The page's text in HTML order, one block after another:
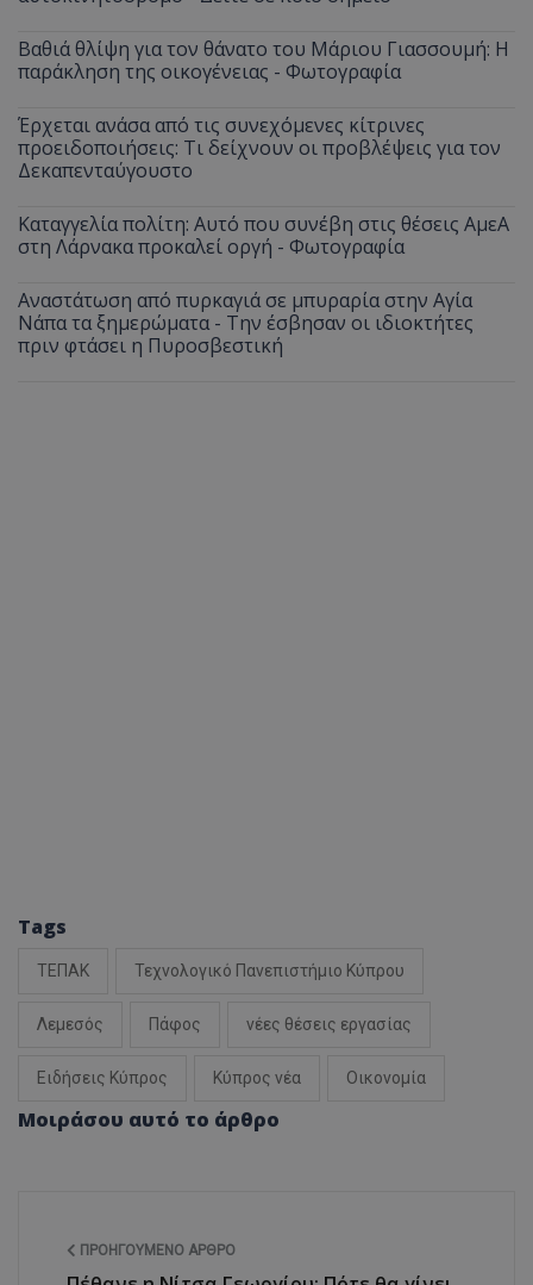
Βαθιά θλίψη για τον θάνατο του Μάριου Γιασσουμή: Η
παράκληση της οικογένειας - Φωτογραφία
Έρχεται ανάσα από τις συνεχόμενες κίτρινες
προειδοποιήσεις: Τι δείχνουν οι προβλέψεις για τον
Δεκαπενταύγουστο
Καταγγελία πολίτη: Αυτό που συνέβη στις θέσεις ΑμεΑ
στη Λάρνακα προκαλεί οργή - Φωτογραφία
Αναστάτωση από πυρκαγιά σε μπυραρία στην Αγία
Νάπα τα ξημερώματα - Την έσβησαν οι ιδιοκτήτες
πριν φτάσει η Πυροσβεστική
Tags
ΤΕΠΑΚ Τεχνολογικό Πανεπιστήμιο Κύπρου
Λεμεσός Πάφος νέες θέσεις εργασίας
Ειδήσεις Κύπρος Κύπρος νέα Οικονομία
Μοιράσου αυτό το άρθρο
ΠΡΟΗΓΟΎΜΕΝΟ ΆΡΘΡΟ